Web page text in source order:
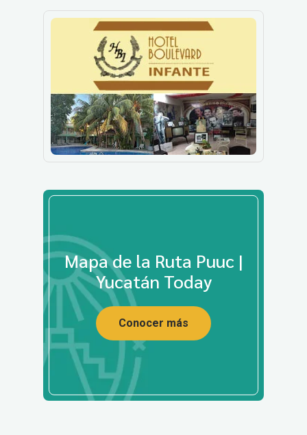
Mapa de la Ruta Puuc |
Yucatán Today
Conocer más